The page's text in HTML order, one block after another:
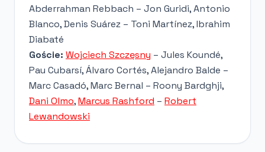
Abderrahman Rebbach – Jon Guridi, Antonio
Blanco, Denis Suárez – Toni Martínez, Ibrahim
Diabaté
Goście: Wojciech Szczęsny – Jules Koundé,
Pau Cubarsí, Álvaro Cortés, Alejandro Balde –
Marc Casadó, Marc Bernal – Roony Bardghji,
Dani Olmo,Marcus Rashford – Robert
Lewandowski